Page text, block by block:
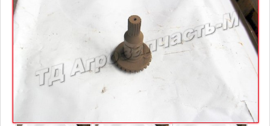
Доставка
Контакты
Корзина